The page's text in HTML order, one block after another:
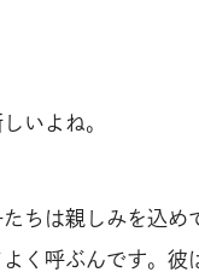
いよね。
ちは親しみを込め
く呼ぶんです。彼